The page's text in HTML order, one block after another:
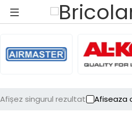
Afișez singurul rezultat Afiseaza